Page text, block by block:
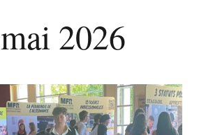
mai 2026